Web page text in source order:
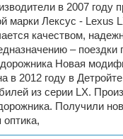
в 2007 году
марки Лексус - Lexus
качеством,
–
Новая
в 2012 году в
из серии LX.
Получили